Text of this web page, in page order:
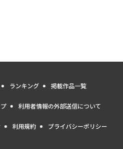
ランキング 掲載作品一覧
利用者情報の外部送信について
利用規約 プライバシーポリシー